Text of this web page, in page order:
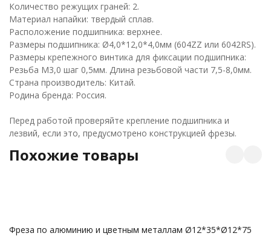
Количество режущих граней: 2.
Материал напайки: твердый сплав.
Расположение подшипника: верхнее.
Размеры подшипника: Ø4,0*12,0*4,0мм (604ZZ или 6042RS).
Размеры крепежного винтика для фиксации подшипника:
Резьба М3,0 шаг 0,5мм. Длина резьбовой части 7,5-8,0мм.
Страна производитель: Китай.
Родина бренда: Россия.
Перед работой проверяйте крепление подшипника и
лезвий, если это, предусмотрено конструкцией фрезы.
Похожие товары
Фреза по алюминию и цветным металлам Ø12*35*Ø12*75